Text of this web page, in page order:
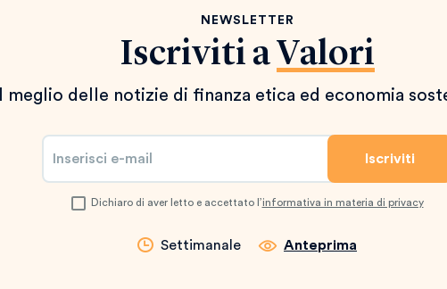
NEWSLETTER
Iscriviti a Valori
Il meglio delle notizie di finanza etica ed economia
Dichiaro di aver letto e accettato l’informativa in materia di privacy
Settimanale Anteprima